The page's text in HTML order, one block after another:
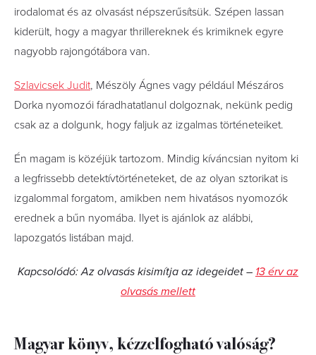
irodalomat és az olvasást népszerűsítsük. Szépen lassan
kiderült, hogy a magyar thrillereknek és krimiknek egyre
nagyobb rajongótábora van.
Szlavicsek Judit, Mészöly Ágnes vagy például Mészáros
Dorka nyomozói fáradhatatlanul dolgoznak, nekünk pedig
csak az a dolgunk, hogy faljuk az izgalmas történeteiket.
Én magam is közéjük tartozom. Mindig kíváncsian nyitom ki
a legfrissebb detektívtörténeteket, de az olyan sztorikat is
izgalommal forgatom, amikben nem hivatásos nyomozók
erednek a bűn nyomába. Ilyet is ajánlok az alábbi,
lapozgatós listában majd.
Kapcsolódó: Az olvasás kisimítja az idegeidet – 13 érv az
olvasás mellett
Magyar könyv, kézzelfogható valóság?